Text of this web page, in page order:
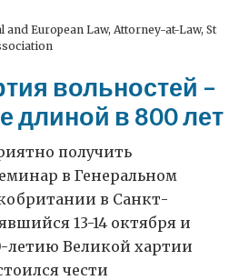
and European Law, Attorney-at-Law, St
вольностей –
длиной в 800 лет
получить
в Генеральном
в Санкт-
13-14 октября и
Великой хартии
чести